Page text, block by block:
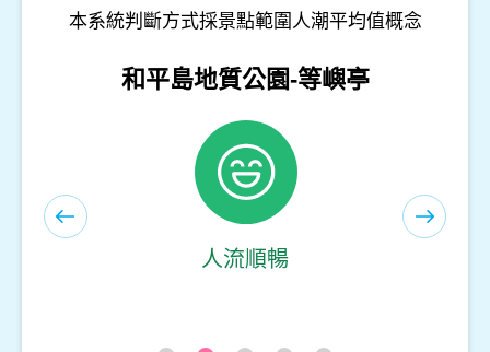
本系統判斷方式採景點範圍人潮平均值概念
和平島地質公園-遊客服務中心(室內)
人流順暢